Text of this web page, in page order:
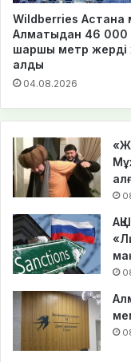
Wildberries Астана
Алматыдан 46 000
шаршы метр жерді
алды
04.08.2026